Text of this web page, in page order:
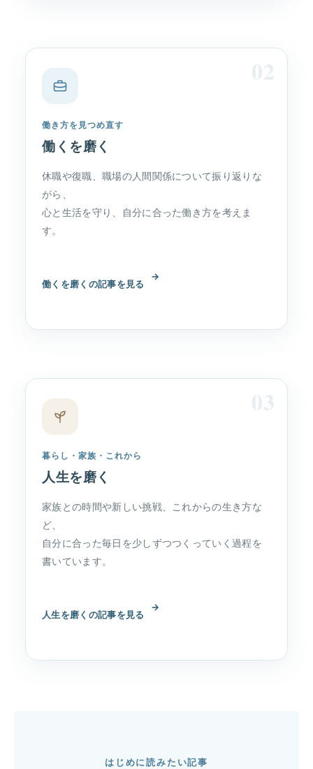
02
働き方を見つめ直す
働くを磨く
休職や復職、職場の人間関係について振り返りな
がら、
心と生活を守り、自分に合った働き方を考えま
す。
働くを磨くの記事を見る
→
03
暮らし・家族・これから
人生を磨く
家族との時間や新しい挑戦、これからの生き方な
ど、
自分に合った毎日を少しずつつくっていく過程を
書いています。
人生を磨くの記事を見る
→
はじめに読みたい記事